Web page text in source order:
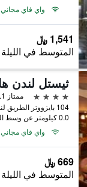
واي فاي مجاني
1,541 ﷼
المتوسط في الليلة
4 نجوم
ممتاز 8.1
0.0 كيلومتر عن وسط المدينة
واي فاي مجاني
669 ﷼
المتوسط في الليلة